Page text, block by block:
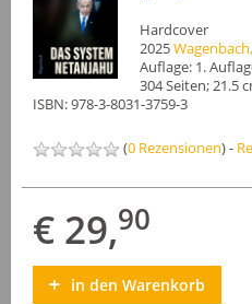
Hardcover
2025
Auflage: 1.
304 Seiten; 21.5
ISBN: 978-3-8031-3759-3
(0 Rezensionen) -
€ 29,90
in den Warenkorb